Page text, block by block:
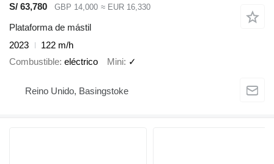
S/ 63,780
GBP 14,000 ≈ EUR 16,330
Plataforma de mástil
2023
122 m/h
Combustible eléctrico Mini ✓
Reino Unido, Basingstoke